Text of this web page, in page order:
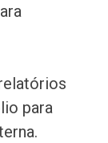
para